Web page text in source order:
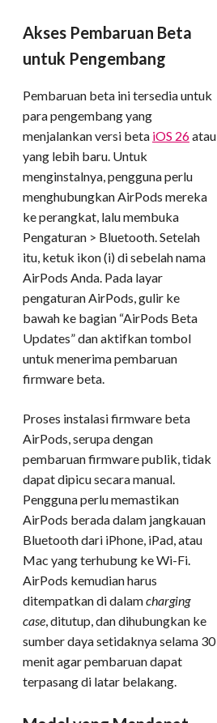
Akses Pembaruan Beta
untuk Pengembang
Pembaruan beta ini tersedia untuk
para pengembang yang
menjalankan versi beta iOS 26atau
yang lebih baru. Untuk
menginstalnya, pengguna perlu
menghubungkan AirPods mereka
ke perangkat, lalu membuka
Pengaturan > Bluetooth. Setelah
itu, ketuk ikon (i) di sebelah nama
AirPods Anda. Pada layar
pengaturan AirPods, gulir ke
bawah ke bagian “AirPods Beta
Updates” dan aktifkan tombol
untuk menerima pembaruan
firmware beta.
Proses instalasi firmware beta
AirPods, serupa dengan
pembaruan firmware publik, tidak
dapat dipicu secara manual.
Pengguna perlu memastikan
AirPods berada dalam jangkauan
Bluetooth dari iPhone, iPad, atau
Mac yang terhubung ke Wi-Fi.
AirPods kemudian harus
ditempatkan di dalamcharging
case, ditutup, dan dihubungkan ke
sumber daya setidaknya selama 30
menit agar pembaruan dapat
terpasang di latar belakang.